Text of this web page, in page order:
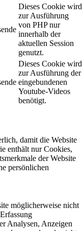
Dieses Cookie wird
zur Ausführung
von PHP nur
innerhalb der
aktuellen Session
genutzt.
Dieses Cookie wird
zur Ausführung der
eingebundenen
Youtube-Videos
benötigt.
damit die Website
enthält nur Cookies,
der Website
persönlichen
möglicherweise nicht
Analysen, Anzeigen